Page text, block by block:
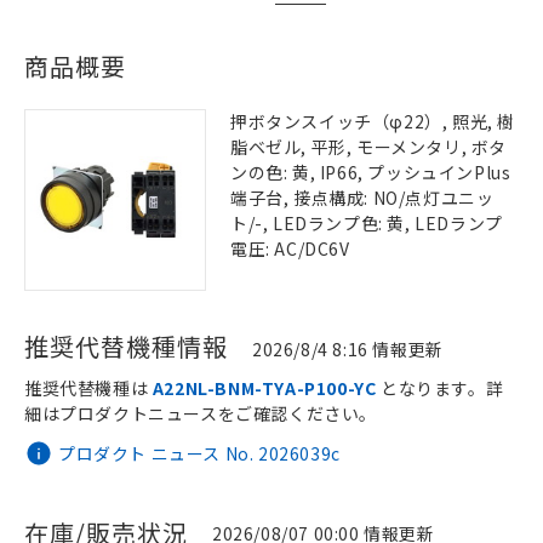
商品概要
押ボタンスイッチ（φ22）, 照光, 樹
脂ベゼル, 平形, モーメンタリ, ボタ
ンの色: 黄, IP66, プッシュインPlus
端子台, 接点構成: NO/点灯ユニッ
ト/-, LEDランプ色: 黄, LEDランプ
電圧: AC/DC6V
推奨代替機種情報 2026/8/4 8:16 情報更新
プロダクト ニュース No. 2026039c
推奨代替機種は A22NL-BNM-TYA-P100-YC となります。詳
細はプロダクトニュースをご確認ください。
在庫/販売状況 2026/08/07 00:00 情報更新